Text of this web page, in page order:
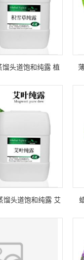
馏头道饱和纯露 植
馏头道饱和纯露 艾